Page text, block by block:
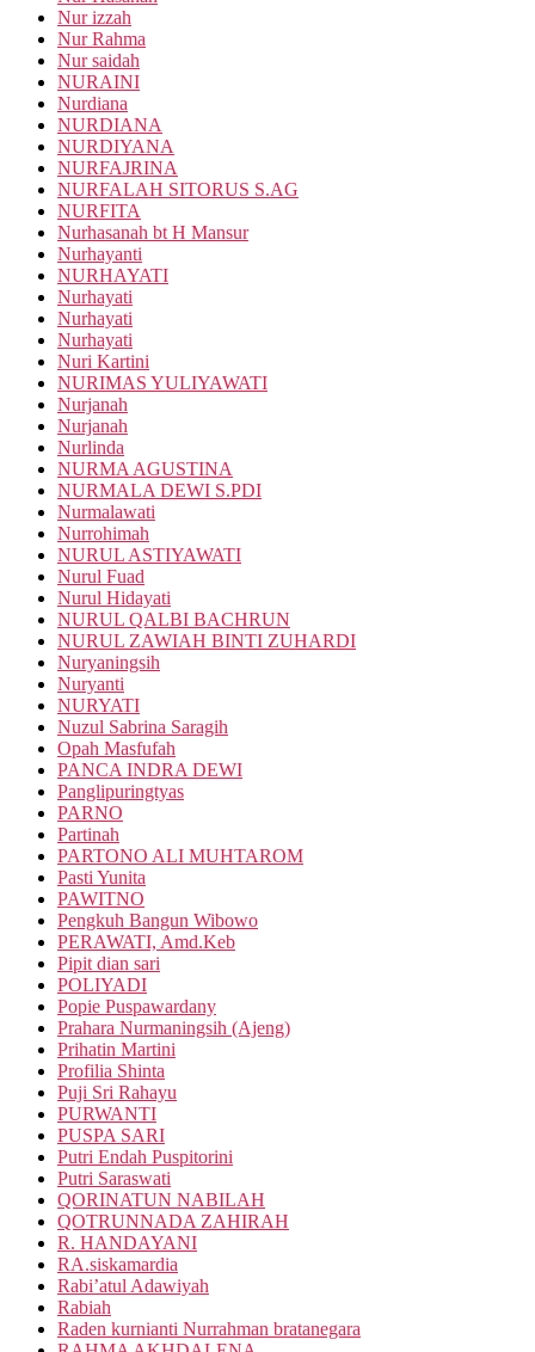
Nur izzah
Nur Rahma
Nur saidah
NURAINI
Nurdiana
NURDIANA
NURDIYANA
NURFAJRINA
NURFALAH SITORUS S.AG
NURFITA
Nurhasanah bt H Mansur
Nurhayanti
NURHAYATI
Nurhayati
Nurhayati
Nurhayati
Nuri Kartini
NURIMAS YULIYAWATI
Nurjanah
Nurjanah
Nurlinda
NURMA AGUSTINA
NURMALA DEWI S.PDI
Nurmalawati
Nurrohimah
NURUL ASTIYAWATI
Nurul Fuad
Nurul Hidayati
NURUL QALBI BACHRUN
NURUL ZAWIAH BINTI ZUHARDI
Nuryaningsih
Nuryanti
NURYATI
Nuzul Sabrina Saragih
Opah Masfufah
PANCA INDRA DEWI
Panglipuringtyas
PARNO
Partinah
PARTONO ALI MUHTAROM
Pasti Yunita
PAWITNO
Pengkuh Bangun Wibowo
PERAWATI, Amd.Keb
Pipit dian sari
POLIYADI
Popie Puspawardany
Prahara Nurmaningsih (Ajeng)
Prihatin Martini
Profilia Shinta
Puji Sri Rahayu
PURWANTI
PUSPA SARI
Putri Endah Puspitorini
Putri Saraswati
QORINATUN NABILAH
QOTRUNNADA ZAHIRAH
R. HANDAYANI
RA.siskamardia
Rabi’atul Adawiyah
Rabiah
Raden kurnianti Nurrahman bratanegara